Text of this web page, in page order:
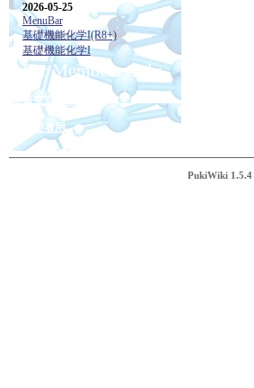
2026-05-25
MenuBar
基礎機能化学I(R8+)
基礎機能化学I
For Members Only
研究室wiki
管理者用
PukiWiki 1.5.4